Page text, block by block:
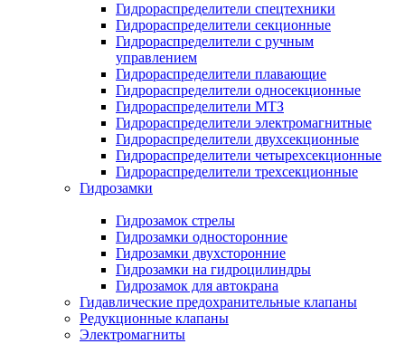
Гидрораспределители спецтехники
Гидрораспределители секционные
Гидрораспределители с ручным
управлением
Гидрораспределители плавающие
Гидрораспределители односекционные
Гидрораспределители МТЗ
Гидрораспределители электромагнитные
Гидрораспределители двухсекционные
Гидрораспределители четырехсекционные
Гидрораспределители трехсекционные
Гидрозамки
Гидрозамок стрелы
Гидрозамки односторонние
Гидрозамки двухсторонние
Гидрозамки на гидроцилиндры
Гидрозамок для автокрана
Гидавлические предохранительные клапаны
Редукционные клапаны
Электромагниты